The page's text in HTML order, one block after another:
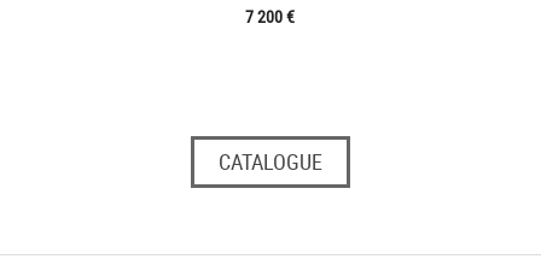
7 200 €
CATALOGUE